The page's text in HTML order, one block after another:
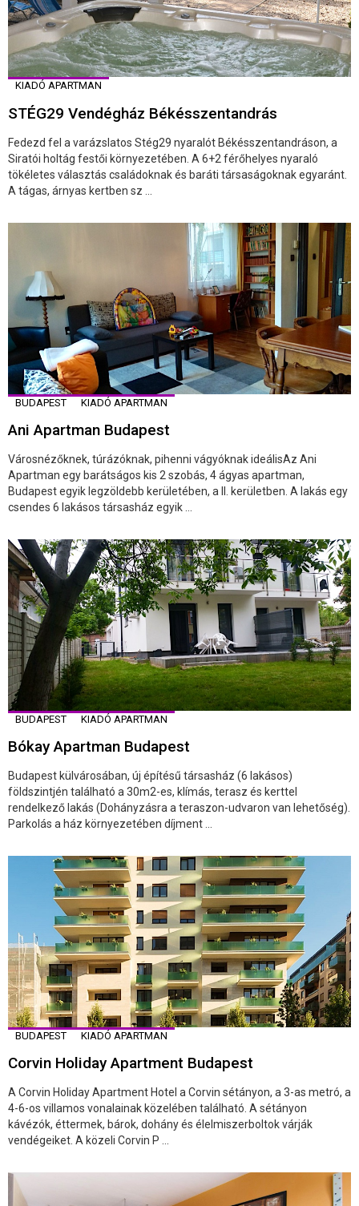
KIADÓ APARTMAN
STÉG29 Vendégház Békésszentandrás
Fedezd fel a varázslatos Stég29 nyaralót Békésszentandráson, a
Siratói holtág festői környezetében. A 6+2 férőhelyes nyaraló
tökéletes választás családoknak és baráti társaságoknak egyaránt.
A tágas, árnyas kertben sz ...
BUDAPEST KIADÓ APARTMAN
Ani Apartman Budapest
Városnézőknek, túrázóknak, pihenni vágyóknak ideálisAz Ani
Apartman egy barátságos kis 2 szobás, 4 ágyas apartman,
Budapest egyik legzöldebb kerületében, a II. kerületben. A lakás egy
csendes 6 lakásos társasház egyik ...
BUDAPEST KIADÓ APARTMAN
Bókay Apartman Budapest
Budapest külvárosában, új építésű társasház (6 lakásos)
földszintjén található a 30m2-es, klímás, terasz és kerttel
rendelkező lakás (Dohányzásra a teraszon-udvaron van lehetőség).
Parkolás a ház környezetében díjment ...
BUDAPEST KIADÓ APARTMAN
Corvin Holiday Apartment Budapest
A Corvin Holiday Apartment Hotel a Corvin sétányon, a 3-as metró, a
4-6-os villamos vonalainak közelében található. A sétányon
kávézók, éttermek, bárok, dohány és élelmiszerboltok várják
vendégeiket. A közeli Corvin P ...